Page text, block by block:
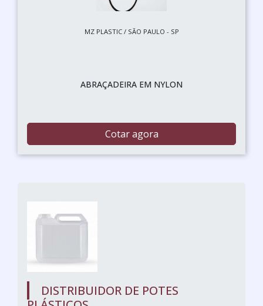
MZ PLASTIC / SÃO PAULO - SP
ABRAÇADEIRA EM NYLON
Cotar agora
DISTRIBUIDOR DE POTES